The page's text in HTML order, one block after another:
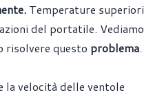
Temperature superiori
del portatile. Vediamo
risolvere questo problema.
la velocità delle ventole